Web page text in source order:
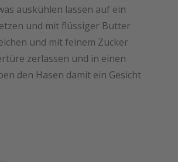
auskühlen lassen auf ein
und mit flüssiger Butter
und mit feinem Zucker
zerlassen und in einen
den Hasen damit ein Gesicht